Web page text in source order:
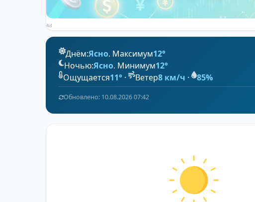
Ad
Днём:Ясно. Максимум12°
Ночью:Ясно. Минимум12°
Ощущается11° · Ветер8 км/ч · 85%
Обновлено: 10.08.2026 07:42